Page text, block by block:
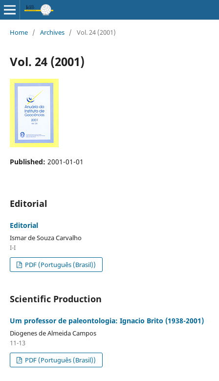
Home / Archives / Vol. 24 (2001)
Vol. 24 (2001)
Published: 2001-01-01
Editorial
Editorial
Ismar de Souza Carvalho
I-I
PDF (Português (Brasil))
Scientific Production
Um professor de paleontologia: Ignacio Brito (1938-2001)
Diogenes de Almeida Campos
11-13
PDF (Português (Brasil))